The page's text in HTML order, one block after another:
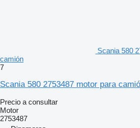
Scania 580
camión
7
Scania 580 2753487 motor para
Precio a consultar
Motor
2753487